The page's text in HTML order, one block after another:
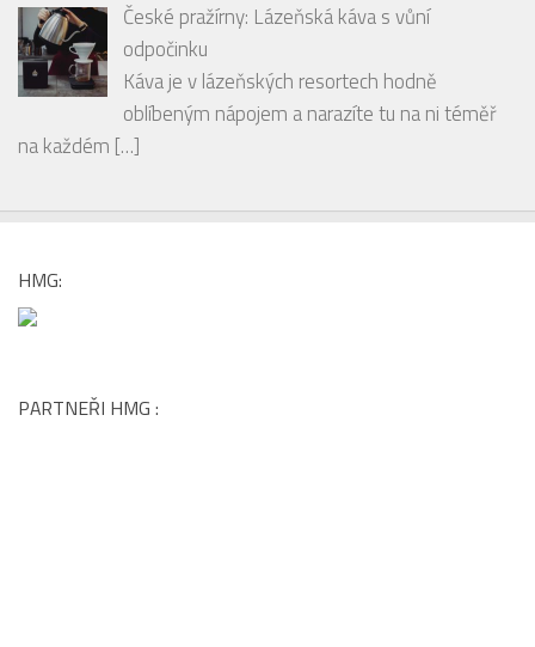
České pražírny: Lázeňská káva s vůní
odpočinku
Káva je v lázeňských resortech hodně
oblíbeným nápojem a narazíte tu na ni téměř
na každém […]
HMG:
PARTNEŘI HMG :